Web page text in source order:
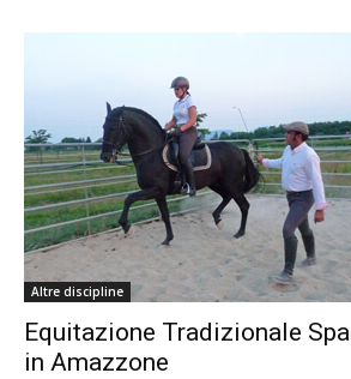
Altre discipline
Equitazione Tradizionale
in Amazzone